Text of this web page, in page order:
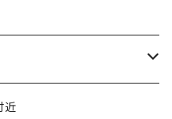
近